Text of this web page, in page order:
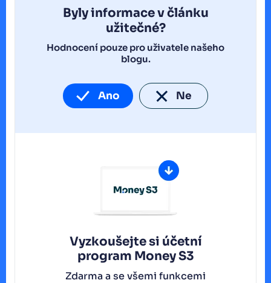
Byly informace v článku
užitečné?
Hodnocení pouze pro uživatele našeho
blogu.
Ano Ne
Vyzkoušejte si účetní
program Money S3
Zdarma a se všemi funkcemi